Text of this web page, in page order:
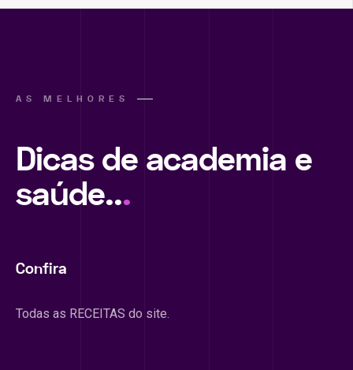
AS MELHORES
Dicas de academia e
saúde...
Confira
Todas as RECEITAS do site.